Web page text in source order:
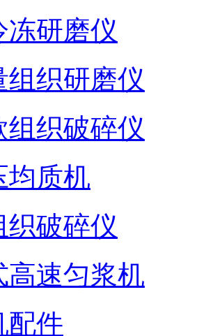
冻研磨仪
组织研磨仪
组织破碎仪
均质机
织破碎仪
高速匀浆机
配件